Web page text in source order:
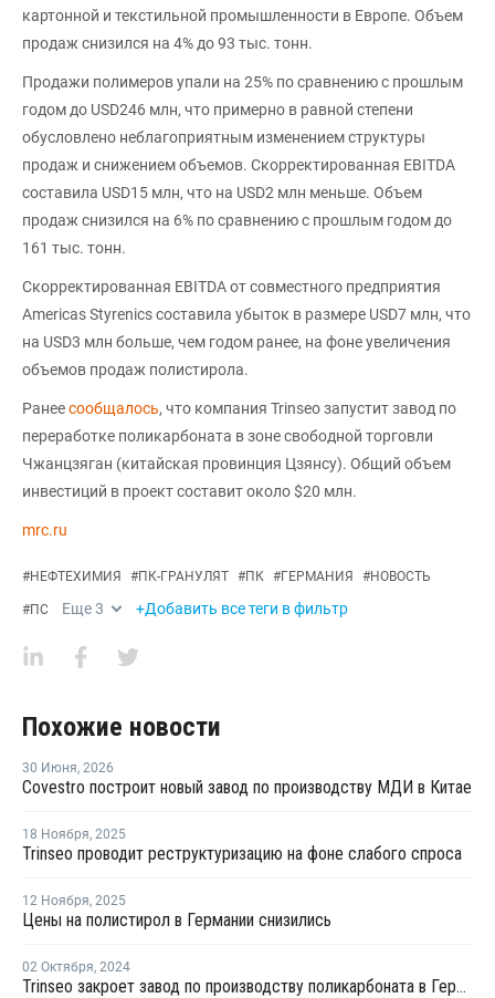
картонной и текстильной промышленности в Европе. Объем
продаж снизился на 4% до 93 тыс. тонн.
Продажи полимеров упали на 25% по сравнению с прошлым
годом до USD246 млн, что примерно в равной степени
обусловлено неблагоприятным изменением структуры
продаж и снижением объемов. Скорректированная EBITDA
составила USD15 млн, что на USD2 млн меньше. Объем
продаж снизился на 6% по сравнению с прошлым годом до
161 тыс. тонн.
Скорректированная EBITDA от совместного предприятия
Americas Styrenics составила убыток в размере USD7 млн, что
на USD3 млн больше, чем годом ранее, на фоне увеличения
объемов продаж полистирола.
Ранеесообщалось, что компания Trinseo запустит завод по
переработке поликарбоната в зоне свободной торговли
Чжанцзяган (китайская провинция Цзянсу). Общий объем
инвестиций в проект составит около $20 млн.
mrc.ru
#НЕФТЕХИМИЯ #ПК-ГРАНУЛЯТ #ПК #ГЕРМАНИЯ #НОВОСТЬ
#ПС Еще3 +Добавить все теги в фильтр
Похожие новости
30 Июня, 2026
Covestro построит новый завод по производству МДИ в Китае
18 Ноября, 2025
Trinseo проводит реструктуризацию на фоне слабого спроса
12 Ноября, 2025
Цены на полистирол в Германии снизились
02 Октября, 2024
Trinseo закроет завод по производству поликарбоната в Германии